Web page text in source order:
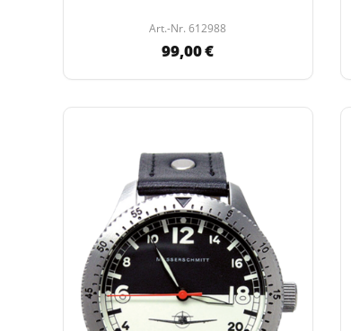
Art.-Nr. 612988
99,00 €